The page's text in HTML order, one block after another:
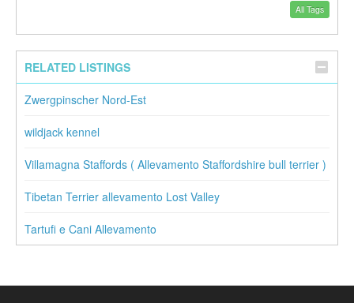
All Tags
RELATED LISTINGS
Zwergpinscher Nord-Est
wildjack kennel
Villamagna Staffords ( Allevamento Staffordshire bull terrier )
Tibetan Terrier allevamento Lost Valley
Tartufi e Cani Allevamento